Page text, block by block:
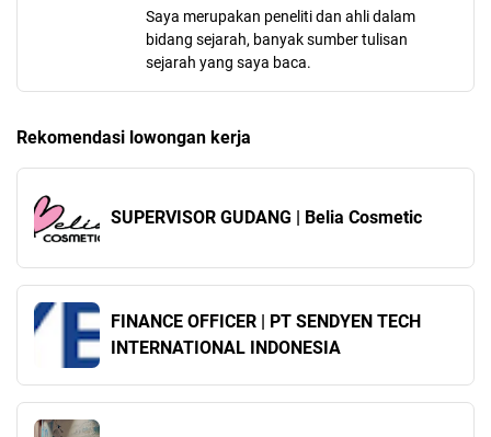
Saya merupakan peneliti dan ahli dalam
bidang sejarah, banyak sumber tulisan
sejarah yang saya baca.
Rekomendasi lowongan kerja
SUPERVISOR GUDANG | Belia Cosmetic
FINANCE OFFICER | PT SENDYEN TECH
INTERNATIONAL INDONESIA